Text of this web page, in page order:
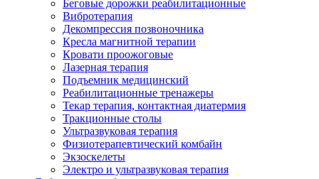
Беговые дорожки реабилитационные
Вибротерапия
Декомпрессия позвоночника
Кресла магнитной терапии
Кровати проожоговые
Лазерная терапия
Подъемник медицинский
Реабилитационные тренажеры
Текар терапия, контактная диатермия
Тракционные столы
Ультразвуковая терапия
Физиотерапевтический комбайн
Экзоскелеты
Электро и ультразвуковая терапия